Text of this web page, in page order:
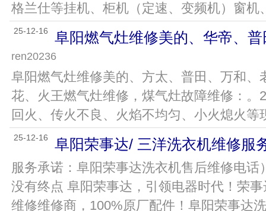
格兰仕等挂机、柜机（定速、变频机）窗机
25-12-16 阜阳燃气灶维修美的、华帝、
ren20236
阜阳燃气灶维修美的、方太、普田、万和
花、火王燃气灶维修，煤气灶故障维修：
回火、传火不良、火焰不均匀、小火熄火等
25-12-16 阜阳荣事达/ 三洋洗衣机维修服
服务承诺：阜阳荣事达洗衣机售后维修电
没有终点 阜阳荣事达，引领电器时代！荣
维修维修商，100%原厂配件！阜阳荣事达